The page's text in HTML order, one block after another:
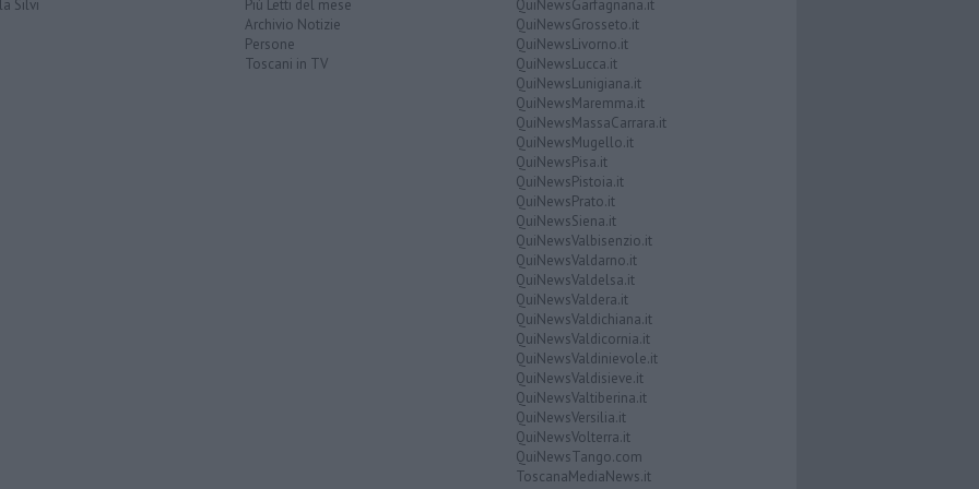
Silvi
Più Letti del mese
Archivio Notizie
Persone
Toscani in TV
QuiNewsGarfagnana.it
QuiNewsGrosseto.it
QuiNewsLivorno.it
QuiNewsLucca.it
QuiNewsLunigiana.it
QuiNewsMaremma.it
QuiNewsMassaCarrara.it
QuiNewsMugello.it
QuiNewsPisa.it
QuiNewsPistoia.it
QuiNewsPrato.it
QuiNewsSiena.it
QuiNewsValbisenzio.it
QuiNewsValdarno.it
QuiNewsValdelsa.it
QuiNewsValdera.it
QuiNewsValdichiana.it
QuiNewsValdicornia.it
QuiNewsValdinievole.it
QuiNewsValdisieve.it
QuiNewsValtiberina.it
QuiNewsVersilia.it
QuiNewsVolterra.it
QuiNewsTango.com
ToscanaMediaNews.it